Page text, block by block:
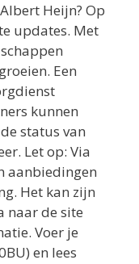
Heijn? Op
updates. Met
Een
kunnen
status van
Let op: Via
aanbiedingen
Het kan zijn
naar de site
Voer je
en lees